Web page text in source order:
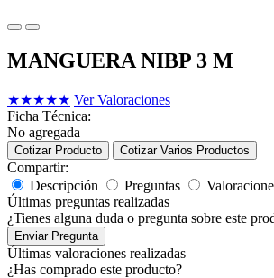
MANGUERA NIBP 3 M
★★★★★ Ver Valoraciones
Ficha Técnica:
No agregada
Cotizar Producto Cotizar Varios Productos
Compartir:
Descripción
Preguntas
Últimas preguntas realizadas
¿Tienes alguna duda o pregunta sobre este
Enviar Pregunta
Últimas valoraciones realizadas
¿Has comprado este producto?